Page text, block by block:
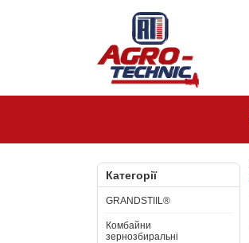
Категорії
GRANDSTIIL®
Комбайни
зернозбиральні